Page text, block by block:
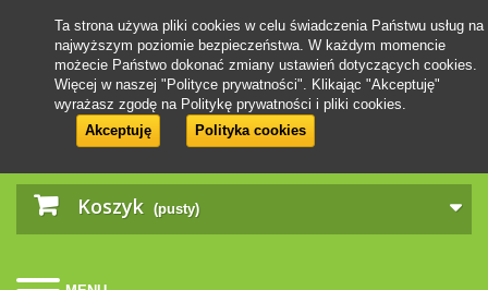
Koszyk (pusty)
Ta strona używa pliki cookies w celu świadczenia Państwu usług na
najwyższym poziomie bezpieczeństwa. W każdym momencie
możecie Państwo dokonać zmiany ustawień dotyczących cookies.
Więcej w naszej "Polityce prywatności". Klikając "Akceptuję"
wyrażasz zgodę na Politykę prywatności i pliki cookies.
Akceptuję
Polityka cookies